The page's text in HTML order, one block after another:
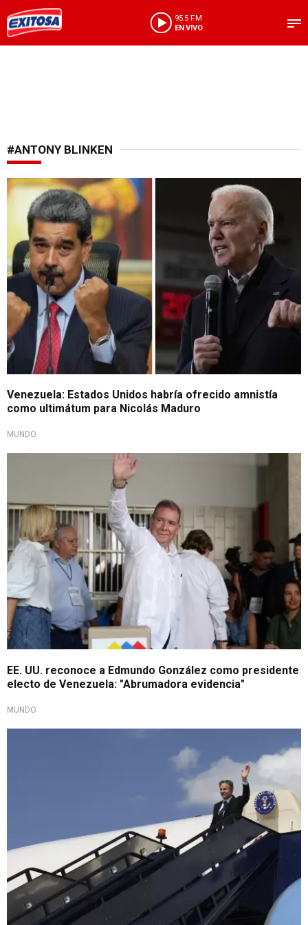
95.5 FM
EN VIVO
#ANTONY BLINKEN
Buscan solución a la crisis
Venezuela: Estados Unidos habría ofrecido amnistía
como ultimátum para Nicolás Maduro
MUNDO
Exigen transición pacífica
EE. UU. reconoce a Edmundo González como presidente
electo de Venezuela: "Abrumadora evidencia"
MUNDO